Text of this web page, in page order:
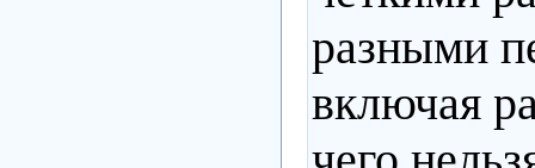
разными
включая